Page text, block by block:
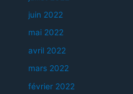
juin 2022
mai 2022
avril 2022
mars 2022
février 2022